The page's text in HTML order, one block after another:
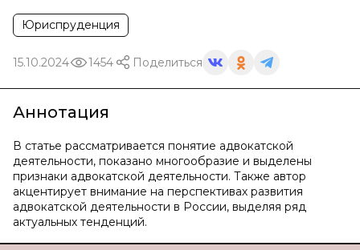
Юриспруденция
15.10.2024 1454 Поделиться
Аннотация
В статье рассматривается понятие адвокатской
деятельности, показано многообразие и выделены
признаки адвокатской деятельности. Также автор
акцентирует внимание на перспективах развития
адвокатской деятельности в России, выделяя ряд
актуальных тенденций.